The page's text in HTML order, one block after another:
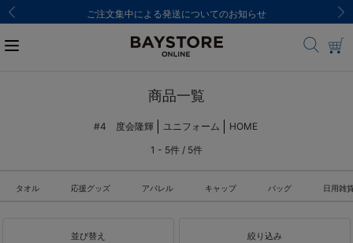
ご注文集中による発送についてのお知らせ
商品一覧
#4 度会隆輝 ユニフォーム
HOME
1 - 5件 / 5件
タオル 応援グッズ アパレル キャップ バッグ 日用雑
並び替え 絞り込み